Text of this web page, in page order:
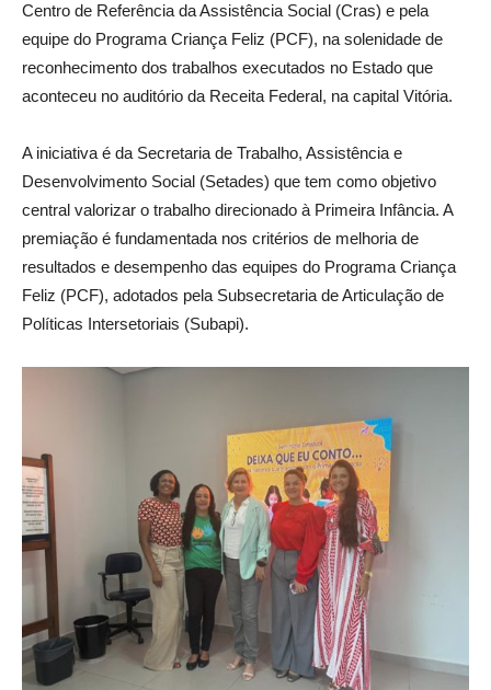
Centro de Referência da Assistência Social (Cras) e pela
equipe do Programa Criança Feliz (PCF), na solenidade de
reconhecimento dos trabalhos executados no Estado que
aconteceu no auditório da Receita Federal, na capital Vitória.
A iniciativa é da Secretaria de Trabalho, Assistência e
Desenvolvimento Social (Setades) que tem como objetivo
central valorizar o trabalho direcionado à Primeira Infância. A
premiação é fundamentada nos critérios de melhoria de
resultados e desempenho das equipes do Programa Criança
Feliz (PCF), adotados pela Subsecretaria de Articulação de
Políticas Intersetoriais (Subapi).